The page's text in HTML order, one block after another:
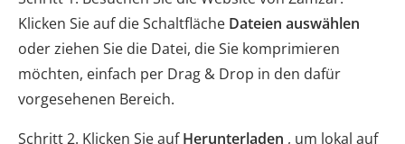
Klicken Sie auf die Schaltfläche Dateien auswählen
oder ziehen Sie die Datei, die Sie komprimieren
möchten, einfach per Drag & Drop in den dafür
vorgesehenen Bereich.
Schritt 2. Klicken Sie aufHerunterladen , um lokal auf